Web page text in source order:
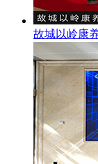
故城以岭康